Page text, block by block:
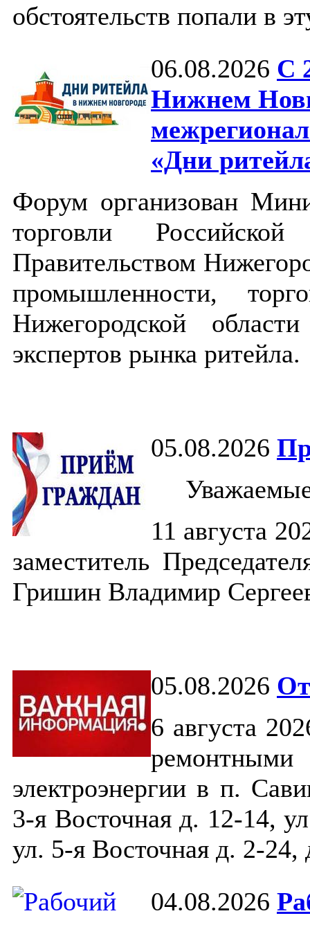
обстоятельств попали в
06.08.2026 С
Нижнем
«Дни
Форум организован
торговли
Правительством
промышленности,
Нижегородской
экспертов рынка ритейла.
05.08.2026
11 августа
заместитель
Гришин Владимир
05.08.2026
6 августа
ремонтными
электроэнергии в п.
3-я Восточная д. 12-14,
ул. 5-я Восточная д. 2-24,
04.08.2026